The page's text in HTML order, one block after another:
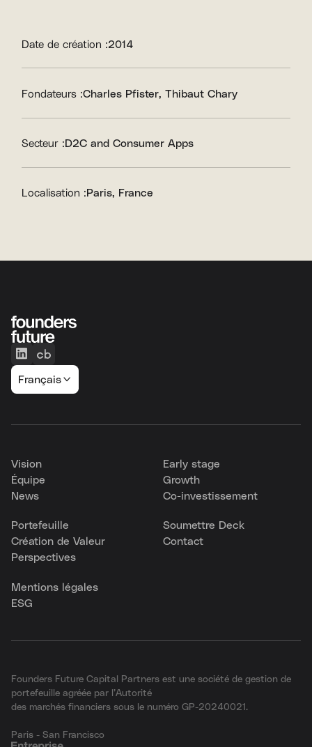
Date de création :2014
Fondateurs :Charles Pfister Thibaut Chary
Secteur :D2C and Consumer Apps
Localisation :Paris, France
Français
Vision
Équipe
News
Early stage
Growth
Co-investissement
Portefeuille
Création de Valeur
Perspectives
Soumettre Deck
Contact
Mentions légales
ESG
Founders Future Capital Partners est une société de gestion de
portefeuille agréée par l’Autorité
des marchés financiers sous le numéro GP-20240021.
Paris - San Francisco